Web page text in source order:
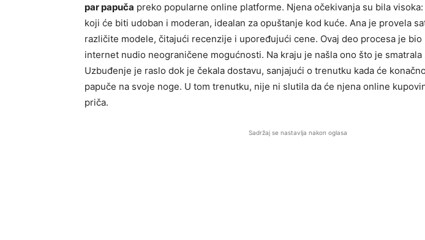
par papuča preko popularne online platforme. Njena očekivanja su bila
koji će biti udoban i moderan, idealan za opuštanje kod kuće. Ana je provela
različite modele, čitajući recenzije i upoređujući cene. Ovaj deo procesa je
internet nudio neograničene mogućnosti. Na kraju je našla ono što je
Uzbuđenje je raslo dok je čekala dostavu, sanjajući o trenutku kada će
papuče na svoje noge. U tom trenutku, nije ni slutila da će njena online
priča.
Sadržaj se nastavlja nakon oglasa